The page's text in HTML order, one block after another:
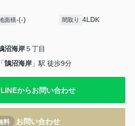
面積-(-) 間取り 4LDK
沼海岸５丁目
「鵠沼海岸 」駅 徒歩9分
LINEからお問い合わせ
料 お問い合わせ